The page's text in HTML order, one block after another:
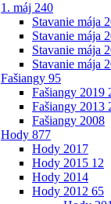
1. máj 240
Stavanie mája
Stavanie mája
Stavanie mája
Stavanie mája
Fašiangy 95
Fašiangy 2019
Fašiangy 2013
Fašiangy 2008
Hody 877
Hody 2017
Hody 2015 12
Hody 2014
Hody 2012 65